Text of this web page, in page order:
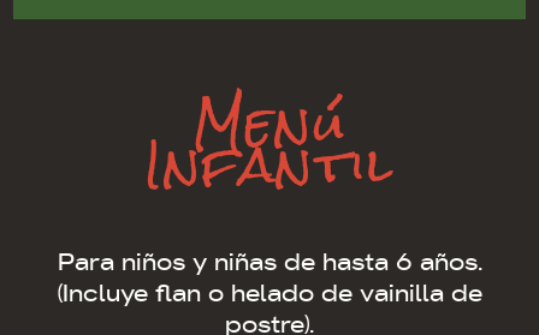
Menú
Infantil
Para niños y niñas de hasta 6 años.
(Incluye flan o helado de vainilla de
postre).